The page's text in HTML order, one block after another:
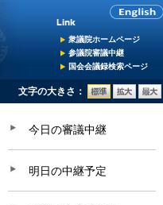
衆議院ホームページ
参議院審議中継
国会会議録検索ページ
文字の大きさ：
今日の審議中継
明日の中継予定